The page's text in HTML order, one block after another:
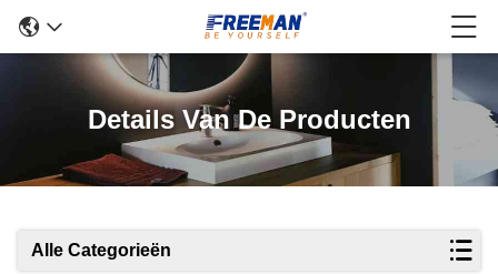
Details Van De Producten
Alle Categorieën